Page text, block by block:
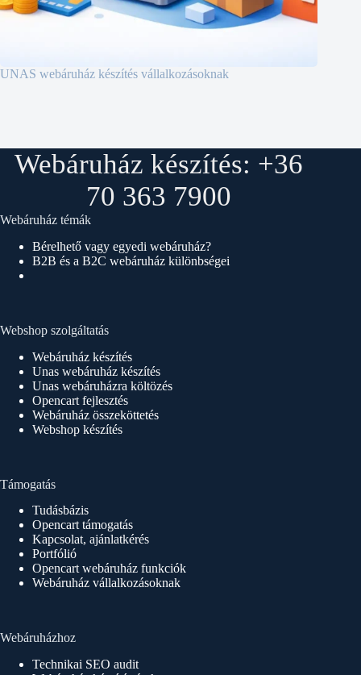
UNAS webáruház készítés vállalkozásoknak
Webáruház készítés: +36
70 363 7900
Webáruház témák
Bérelhető vagy egyedi webáruház?
B2B és a B2C webáruház különbségei
Webshop szolgáltatás
Webáruház készítés
Unas webáruház készítés
Unas webáruházra költözés
Opencart fejlesztés
Webáruház összeköttetés
Webshop készítés
Támogatás
Tudásbázis
Opencart támogatás
Kapcsolat, ajánlatkérés
Portfólió
Opencart webáruház funkciók
Webáruház vállalkozásoknak
Webáruházhoz
Technikai SEO audit